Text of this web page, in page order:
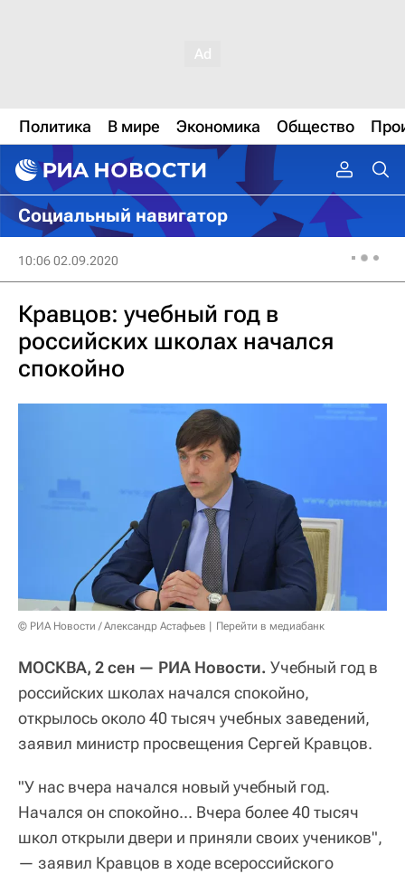
Политика В мире Экономика Общество
Социальный навигатор
10:06 02.09.2020
Кравцов: учебный год в
российских школах начался
спокойно
© РИА Новости / Александр Астафьев Перейти в медиабанк
МОСКВА, 2 сен — РИА Новости. Учебный год в
российских школах начался спокойно,
открылось около 40 тысяч учебных заведений,
заявил министр просвещения Сергей Кравцов.
"У нас вчера начался новый учебный год.
Начался он спокойно... Вчера более 40 тысяч
школ открыли двери и приняли своих учеников",
— заявил Кравцов в ходе всероссийского